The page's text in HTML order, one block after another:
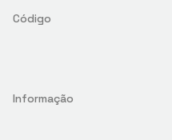
Código
Informação